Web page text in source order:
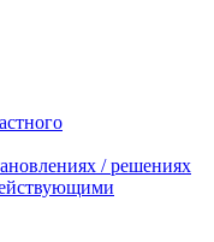
/ решениях